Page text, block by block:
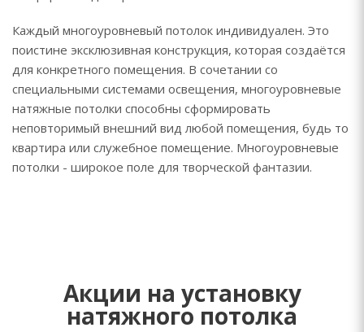
Каждый многоуровневый потолок индивидуален. Это
поистине эксклюзивная конструкция, которая создаётся
для конкретного помещения. В сочетании со
специальными системами освещения, многоуровневые
натяжные потолки способны сформировать
неповторимый внешний вид любой помещения, будь то
квартира или служебное помещение. Многоуровневые
потолки - широкое поле для творческой фантазии.
Акции на установку
натяжного потолка